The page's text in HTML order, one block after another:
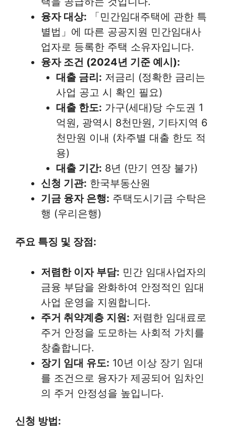
융자 대상: 「민간임대주택에 관한 특
별법」에 따른 공공지원 민간임대사
업자로 등록한 주택 소유자입니다.
융자 조건 (2024년 기준 예시):
대출 금리: 저금리 (정확한 금리는
사업 공고 시 확인 필요)
대출 한도: 가구(세대)당 수도권 1
억원, 광역시 8천만원, 기타지역 6
천만원 이내 (차주별 대출 한도 적
용)
대출 기간: 8년 (만기 연장 불가)
신청 기관: 한국부동산원
기금 융자 은행: 주택도시기금 수탁은
행 (우리은행)
주요 특징 및 장점:
저렴한 이자 부담: 민간 임대사업자의
금융 부담을 완화하여 안정적인 임대
사업 운영을 지원합니다.
주거 취약계층 지원: 저렴한 임대료로
주거 안정을 도모하는 사회적 가치를
창출합니다.
장기 임대 유도: 10년 이상 장기 임대
를 조건으로 융자가 제공되어 임차인
의 주거 안정성을 높입니다.
신청 방법: